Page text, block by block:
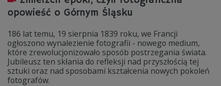
opowieść o Górnym Śląsku
186 lat temu, 19 sierpnia 1839 roku, we Francji
ogłoszono wynalezienie fotografii - nowego medium,
które zrewolucjonizowało sposób postrzegania świata.
Jubileusz ten skłania do refleksji nad przyszłością tej
sztuki oraz nad sposobami kształcenia nowych pokoleń
fotografów.